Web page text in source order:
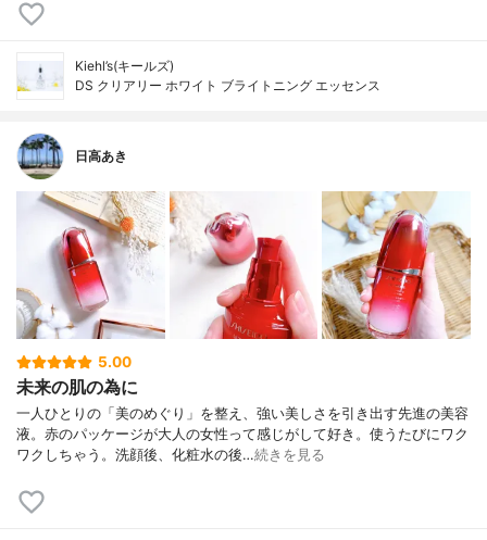
Kiehl’s(キールズ)
DS クリアリー ホワイト ブライトニング エッセンス
日高あき
5.00
未来の肌の為に
一人ひとりの「美のめぐり」を整え、強い美しさを引き出す先進の美容
液。赤のパッケージが大人の女性って感じがして好き。使うたびにワク
ワクしちゃう。洗顔後、化粧水の後…続きを見る